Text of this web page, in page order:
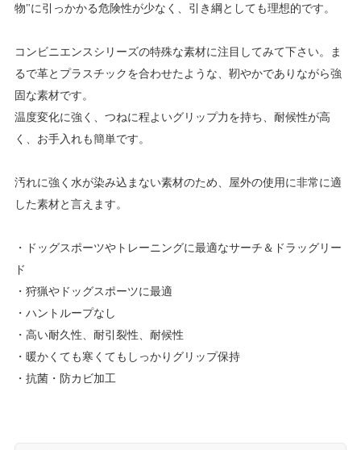
物"に引っかかる危険性が少なく、引き綱としても理想的です。
コンビニエンスシリーズの特殊な素材に注目してみて下さい。ま
るで革とプラスチックを合わせたような、靭やかでありながら強
固な素材です。
温度変化に強く、つねに程よいグリップ力を持ち、耐候性が高
く、お手入れも簡単です。
汚れに強く水が染み込まない素材のため、屋外の使用に非常に適
した素材と言えます。
・ドッグスポーツやトレーニングに最適なサーチ＆ドラッグリー
ド
・狩猟やドッグスポーツに最適
・ハントループなし
・高い耐久性、耐引裂性、耐候性
・暖かくても寒くてもしっかりグリップ保持
・抗菌・防カビ加工